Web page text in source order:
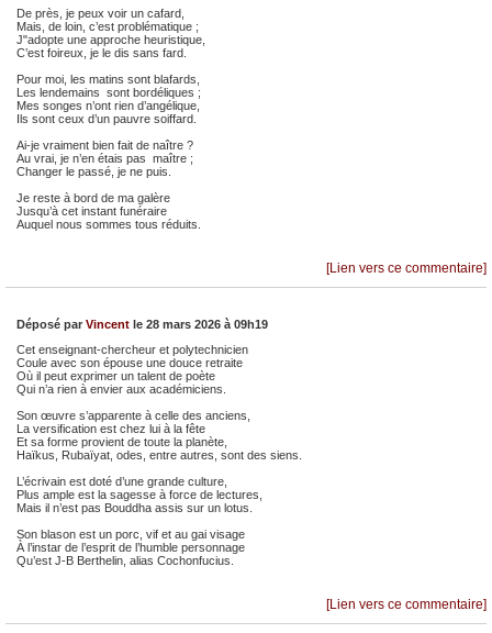
De près, je peux voir un cafard,
Mais, de loin, c’est problématique ;
J"adopte une approche heuristique,
C’est foireux, je le dis sans fard.
Pour moi, les matins sont blafards,
Les lendemains sont bordéliques ;
Mes songes n’ont rien d’angélique,
Ils sont ceux d’un pauvre soiffard.
Ai-je vraiment bien fait de naître ?
Au vrai, je n’en étais pas maître ;
Changer le passé, je ne puis.
Je reste à bord de ma galère
Jusqu’à cet instant funéraire
Auquel nous sommes tous réduits.
[Lien vers ce commentaire]
Déposé par Vincent le 28 mars 2026 à 09h19
Cet enseignant-chercheur et polytechnicien
Coule avec son épouse une douce retraite
Où il peut exprimer un talent de poète
Qui n’a rien à envier aux académiciens.
Son œuvre s’apparente à celle des anciens,
La versification est chez lui à la fête
Et sa forme provient de toute la planète,
Haïkus, Rubaïyat, odes, entre autres, sont des siens.
L’écrivain est doté d’une grande culture,
Plus ample est la sagesse à force de lectures,
Mais il n’est pas Bouddha assis sur un lotus.
Son blason est un porc, vif et au gai visage
À l’instar de l’esprit de l’humble personnage
Qu’est J-B Berthelin, alias Cochonfucius.
[Lien vers ce commentaire]